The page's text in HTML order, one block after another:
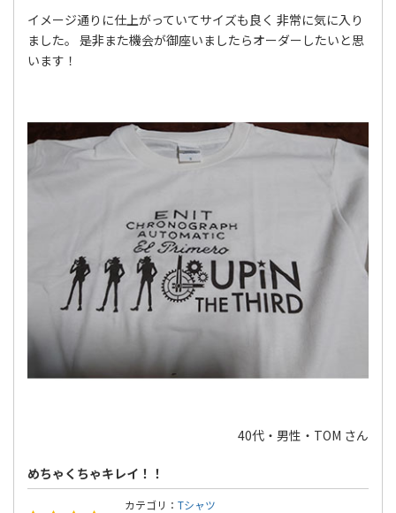
イメージ通りに仕上がっていてサイズも良く 非常に気に入り
ました。 是非また機会が御座いましたらオーダーしたいと思
います！
40代・男性・TOM さん
めちゃくちゃキレイ！！
カテゴリ：Tシャツ